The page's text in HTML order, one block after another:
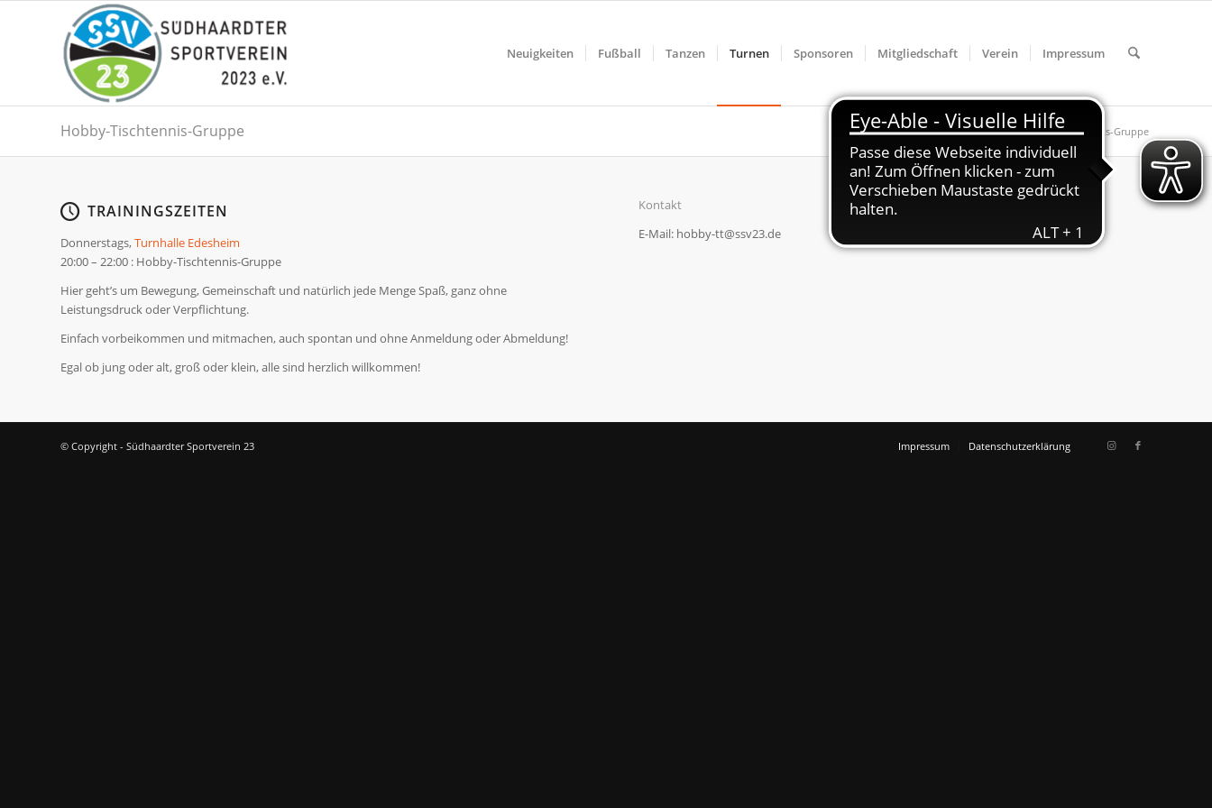
Neuigkeiten Fußball Tanzen Turnen Sponsoren Mitgliedschaft Verein Impressum
Hobby-Tischtennis-Gruppe Du bist hier: Startseite / Turnen / Hobby-Tischtennis-Gruppe
TRAININGSZEITEN
Donnerstags,Turnhalle Edesheim
20:00 – 22:00 : Hobby-Tischtennis-Gruppe
Hier geht’s um Bewegung, Gemeinschaft und natürlich jede Menge Spaß, ganz ohne
Leistungsdruck oder Verpflichtung.
Einfach vorbeikommen und mitmachen, auch spontan und ohne Anmeldung oder Abmeldung!
Egal ob jung oder alt, groß oder klein, alle sind herzlich willkommen!
Kontakt
E-Mail: hobby-tt@ssv23.de
© Copyright - Südhaardter Sportverein 23 Impressum Datenschutzerklärung